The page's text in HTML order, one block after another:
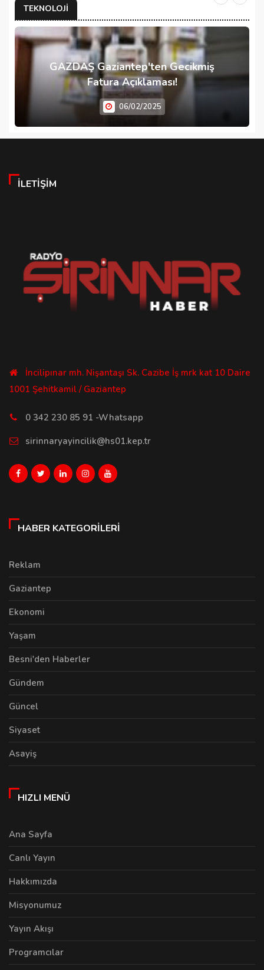
TEKNOLOJI
GAZDAŞ Gaziantep'ten Gecikmiş
Fatura Açıklaması!
06/02/2025
İLETIŞIM
İncilipınar mh. Nişantaşı Sk. Cazibe İş mrk kat 10 Daire
1001 Şehitkamil / Gaziantep
0 342 230 85 91 -Whatsapp
sirinnaryayincilik@hs01.kep.tr
HABER KATEGORILERI
Reklam
Gaziantep
Ekonomi
Yaşam
Besni'den Haberler
Gündem
Güncel
Siyaset
Asayiş
HIZLI MENÜ
Ana Sayfa
Canlı Yayın
Hakkımızda
Misyonumuz
Yayın Akışı
Programcılar